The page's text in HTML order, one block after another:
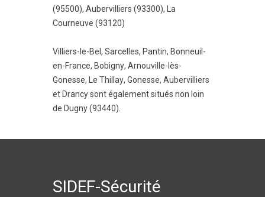
(95500), Aubervilliers (93300),
La
Courneuve (93120)
Villiers-le-Bel , Sarcelles, Pantin, Bonneuil-
en-France, Bobigny, Arnouville-lès-
Gonesse, Le Thillay, Gonesse, Aubervilliers
et Drancysont également situés non loin
de Dugny (93440).
SIDEF-Sécurité